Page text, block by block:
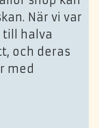
När vi var
halva
och deras
med